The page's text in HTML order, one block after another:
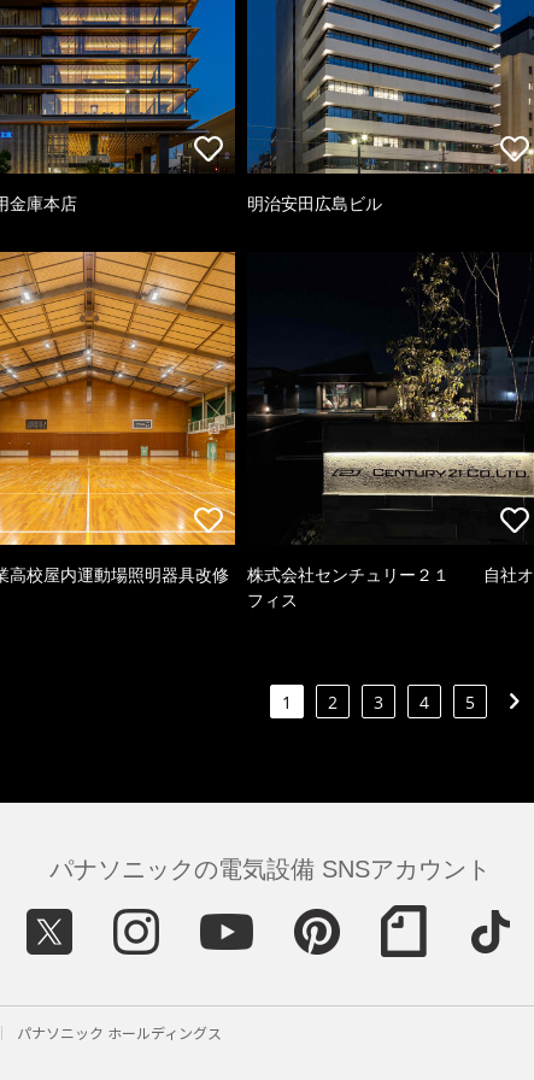
金庫本店 明治安田広島ビル
高校屋内運動場照明器具改修
株式会社センチュリー２１ 自社オ
フィス
1 2 3 4 5
パナソニックの電気設備 SNSアカウント
パナソニック ホールディングス